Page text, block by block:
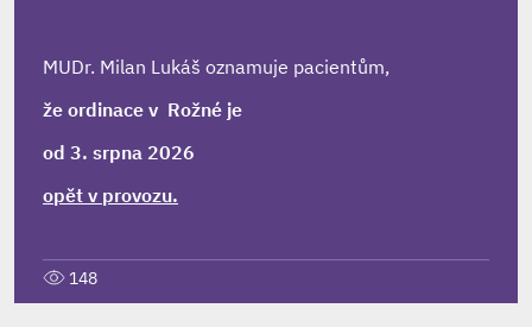
MUDr. Milan Lukáš oznamuje pacientům,
že ordinace v Rožné je
od 3. srpna 2026
opět v provozu.
148